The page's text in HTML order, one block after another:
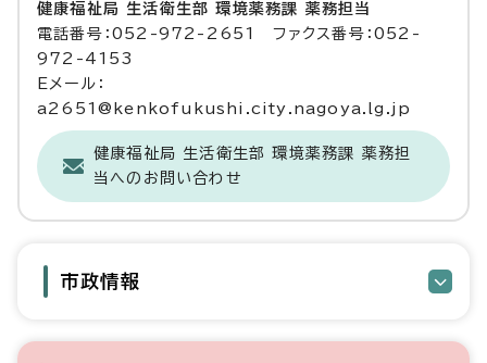
健康福祉局 生活衛生部 環境薬務課 薬務担当
電話番号：052-972-2651 ファクス番号：052-
972-4153
Eメール：
a2651@kenkofukushi.city.nagoya.lg.jp
健康福祉局 生活衛生部 環境薬務課 薬務担
当へのお問い合わせ
市政情報